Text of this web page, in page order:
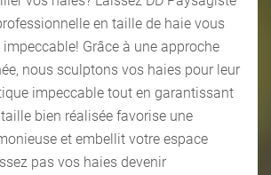
en taille de haie vous
Grâce à une approche
nous sculptons vos haies pour leur
impeccable tout en garantissant
bien réalisée favorise une
et embellit votre espace
pas vos haies devenir